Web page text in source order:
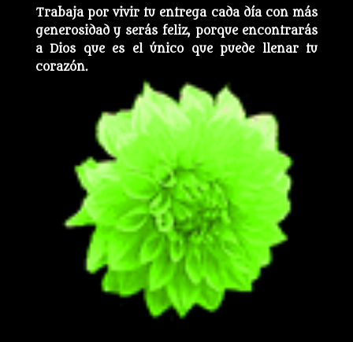
Trabaja por vivir tu entrega cada día con más
generosidad y serás feliz, porque encontrarás
a Dios que es el único que puede llenar tu
corazón.